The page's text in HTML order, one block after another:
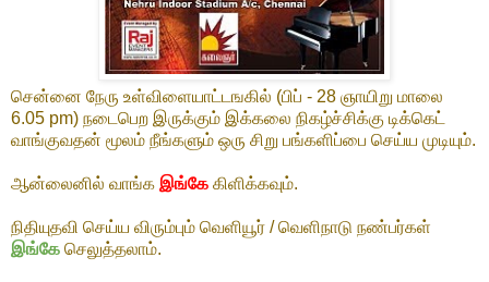
சென்னை நேரு உள்விளையாட்டஙகில் (பிப் - 28 ஞாயிறு மாலை
6.05 pm) நடைபெற இருக்கும் இக்கலை நிகழ்ச்சிக்கு டிக்கெட்
வாங்குவதன் மூலம் நீங்களும் ஒரு சிறு பங்களிப்பை செய்ய முடியும்.
ஆன்லைனில் வாங்க இங்கே கிளிக்கவும்.
நிதியுதவி செய்ய விரும்பும் வெளியூர் / வெளிநாடு நண்பர்கள்
இங்கே செலுத்தலாம்.